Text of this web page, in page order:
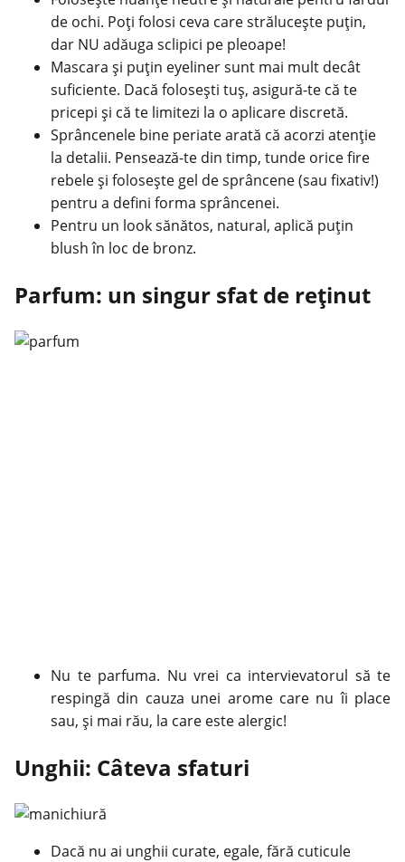
de ochi. Poți folosi ceva care strălucește puțin,
dar NU adăuga sclipici pe pleoape!
Mascara și puțin eyeliner sunt mai mult decât
suficiente. Dacă folosești tuș, asigură-te că te
pricepi și că te limitezi la o aplicare discretă.
Sprâncenele bine periate arată că acorzi atenție
la detalii. Pensează-te din timp, tunde orice fire
rebele și folosește gel de sprâncene (sau fixativ!)
pentru a defini forma sprâncenei.
Pentru un look sănătos, natural, aplică puțin
blush în loc de bronz.
Parfum: un singur sfat de reținut
Nu te parfuma. Nu vrei ca intervievatorul să te
respingă din cauza unei arome care nu îi place
sau, și mai rău, la care este alergic!
Unghii: Câteva sfaturi
Dacă nu ai unghii curate, egale, fără cuticule